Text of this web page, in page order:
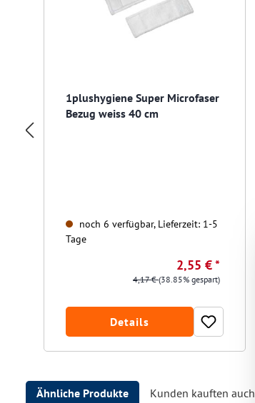
1plushygiene Super Microfaser
Bezug weiss 40 cm
noch 6 verfügbar, Lieferzeit: 1-5
Tage
2,55 € *
4,17 €(38.85% gespart)
Details
Ähnliche Produkte Kunden kauften auch